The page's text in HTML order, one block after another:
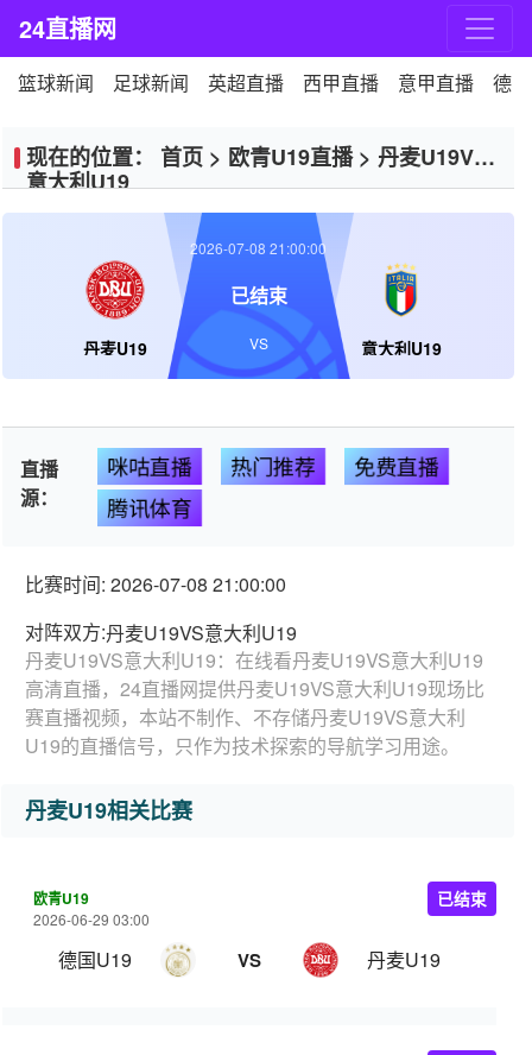
24直播网
篮球新闻 足球新闻 英超直播 西甲直播 意甲直播 德
现在的位置： 首页 > 欧青U19直播> 丹麦U19VS
意大利U19
丹麦U19 意大利U19
2026-07-08 21:00:00
已结束
VS
直播
源：
咪咕直播 热门推荐
免费直播
腾讯体育
比赛时间: 2026-07-08 21:00:00
对阵双方:丹麦U19VS意大利U19
丹麦U19VS意大利U19：在线看丹麦U19VS意大利U19
高清直播，24直播网提供丹麦U19VS意大利U19现场比
赛直播视频，本站不制作、不存储丹麦U19VS意大利
U19的直播信号，只作为技术探索的导航学习用途。
丹麦U19相关比赛
欧青U19
2026-06-29 03:00
德国U19 VS 丹麦U19
已结束